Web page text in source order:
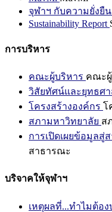
จุฬาฯ กับความยั่งยืน
Sustainability Report
การบริหาร
คณะผู้บริหาร คณะ
วิสัยทัศน์และยุทธศา
โครงสร้างองค์กร โ
สภามหาวิทยาลัย ส
การเปิดเผยข้อมูลสู่
สาธารณะ
บริจาคให้จุฬาฯ
เหตุผลที่...ทำไมต้อ